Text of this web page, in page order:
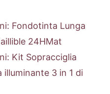
Fondotinta Lunga
24HMat
Kit Sopracciglia
3 in 1 di